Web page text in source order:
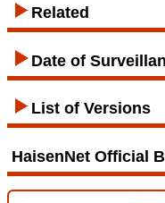
12 Jul. 2026
Tōhoku
Related
Date of
List of Versions
HaisenNet Official